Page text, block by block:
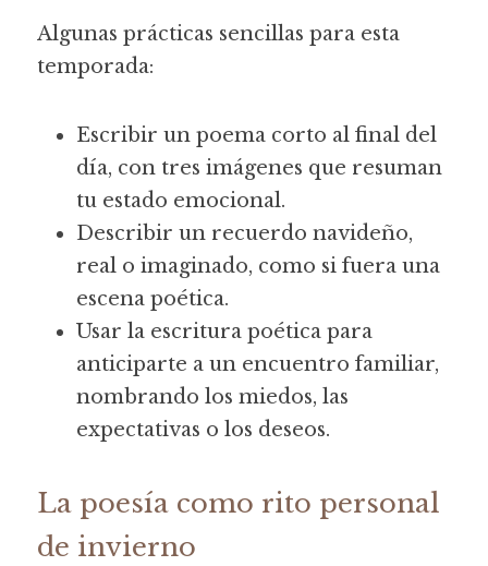
Algunas prácticas sencillas para esta
temporada:
Escribir un poema corto al final del
día, con tres imágenes que resuman
tu estado emocional.
Describir un recuerdo navideño,
real o imaginado, como si fuera una
escena poética.
Usar la escritura poética para
anticiparte a un encuentro familiar,
nombrando los miedos, las
expectativas o los deseos.
La poesía como rito personal
de invierno